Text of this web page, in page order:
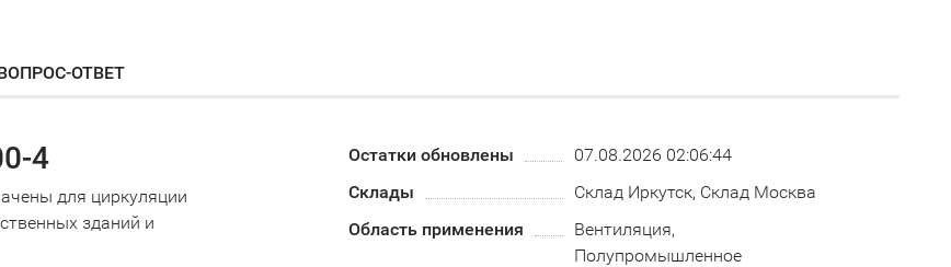
ОТВЕТ
4
для циркуляции
зданий и
Остатки обновлены
07.08.2026 02:06:44
Склады
Склад Иркутск, Склад Москва
Область применения
Вентиляция,
Полупромышленное